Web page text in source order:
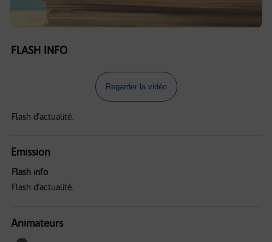
FLASH INFO
Regarder la vidéo
Flash d'actualité.
Emission
Flash info
Flash d'actualité.
Animateurs